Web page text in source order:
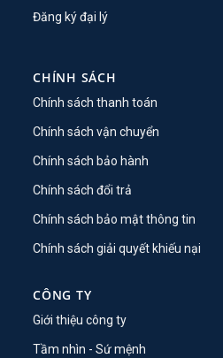
Đăng ký đại lý
CHÍNH SÁCH
Chính sách thanh toán
Chính sách vận chuyển
Chính sách bảo hành
Chính sách đổi trả
Chính sách bảo mật thông tin
Chính sách giải quyết khiếu nại
CÔNG TY
Giới thiệu công ty
Tầm nhìn - Sứ mệnh